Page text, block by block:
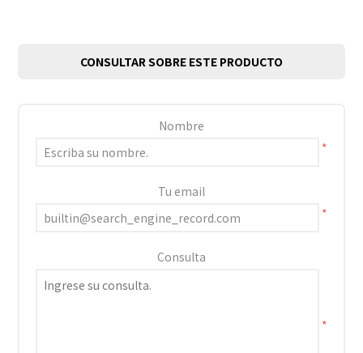
CONSULTAR SOBRE ESTE PRODUCTO
Nombre
*
Tu email
*
Consulta
*